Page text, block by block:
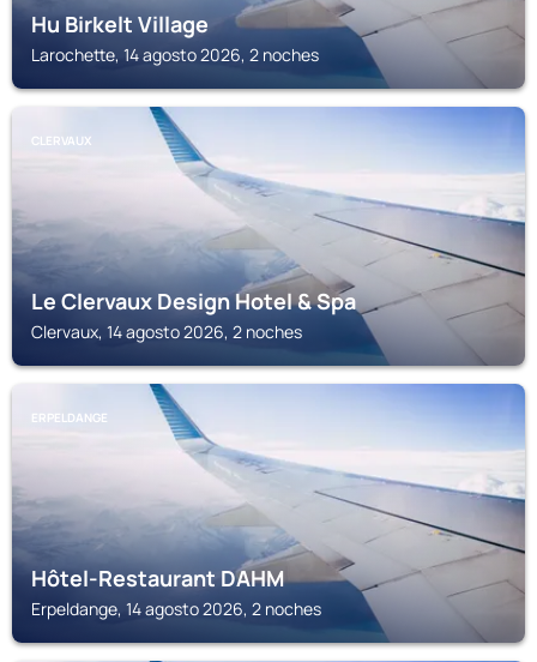
Hu Birkelt Village
Larochette, 14 agosto 2026, 2 noches
CLERVAUX
Le Clervaux Design Hotel & Spa
Clervaux, 14 agosto 2026, 2 noches
ERPELDANGE
Hôtel-Restaurant DAHM
Erpeldange, 14 agosto 2026, 2 noches